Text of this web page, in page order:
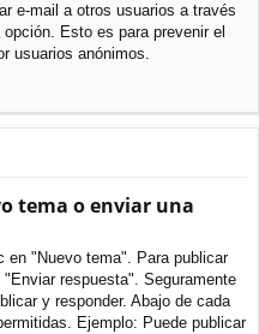
e-mail a otros usuarios a través
Esto es para prevenir el
usuarios anónimos.
tema o enviar una
en "Nuevo tema". Para publicar
respuesta". Seguramente
y responder. Abajo de cada
Ejemplo: Puede publicar